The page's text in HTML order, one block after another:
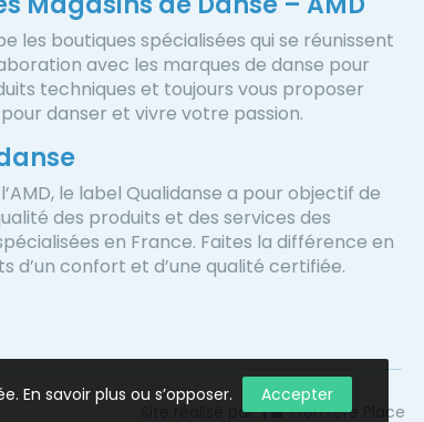
les boutiques spécialisées qui se réunissent
avec les marques de danse pour
techniques et toujours vous proposer
danser et vivre votre passion.
le label Qualidanse a pour objectif de
des produits et des services des
en France. Faites la différence en
d’un confort et d’une qualité certifiée.
Site réalisé par Première Place
En savoir plus ou s’opposer. Accepter